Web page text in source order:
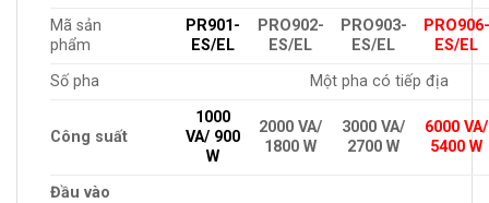
Mã sản
phẩm
PR901-
ES/EL
PRO902-
ES/EL
PRO903-
ES/EL
PRO906-
ES/EL
Số pha
Một pha có tiếp địa
Công suất
1000
VA/ 900
W
2000 VA/
1800 W
3000 VA/
2700 W
6000 VA/
5400 W
Đầu vào